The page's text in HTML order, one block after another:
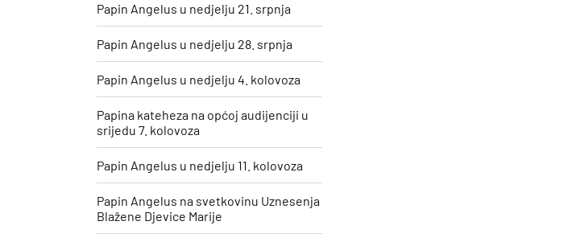
Papin Angelus u nedjelju 21. srpnja
Papin Angelus u nedjelju 28. srpnja
Papin Angelus u nedjelju 4. kolovoza
Papina kateheza na općoj audijenciji u
srijedu 7. kolovoza
Papin Angelus u nedjelju 11. kolovoza
​Papin Angelus na svetkovinu Uznesenja
Blažene Djevice Marije